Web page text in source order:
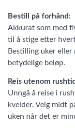
Bestill på forhånd:
Akkurat som med
til å stige etter
Bestilling uker
betydelige beløp.
Reis utenom
Unngå å reise i
kvelder. Velg midt
uken når det er